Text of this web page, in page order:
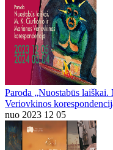
Paroda „Nuostabūs
Veriovkinos
nuo 2023 12 05